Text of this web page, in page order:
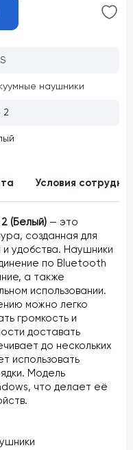
наушники
2
Условия
(Белый) — это
созданная для
и удобства. Наушники
по Bluetooth
а также
использовании.
можно легко
громкость и
доставать
до нескольких
использовать
Модель
что делает её